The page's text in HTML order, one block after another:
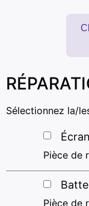
Sélectionnez la/
Pièce de
Pièce de